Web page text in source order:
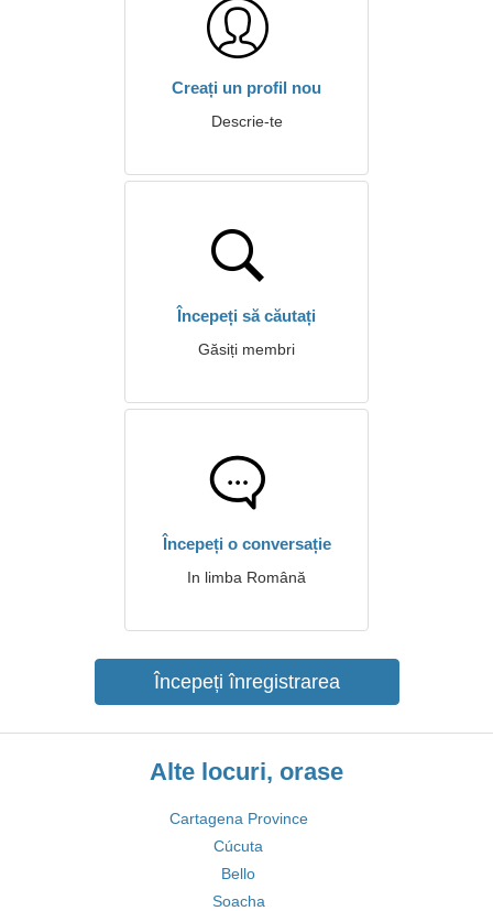
Creați un profil nou
Descrie-te
Începeți să căutați
Găsiți membri
Începeți o conversație
In limba Română
Începeți înregistrarea
Alte locuri, orase
Cartagena Province
Cúcuta
Bello
Soacha